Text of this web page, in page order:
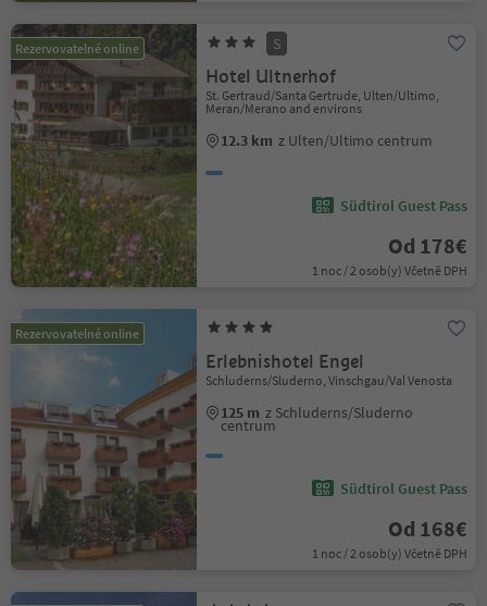
Rezervovatelné online S
Hotel Ultnerhof
St. Gertraud/Santa Gertrude, Ulten/Ultimo,
Meran/Merano and environs
12.3 km z Ulten/Ultimo centrum
Südtirol Guest Pass
Od 178€
1 noc / 2 osob(y) Včetně DPH
Rezervovatelné online
Erlebnishotel Engel
Schluderns/Sluderno, Vinschgau/Val Venosta
125 m z Schluderns/Sluderno
centrum
Südtirol Guest Pass
Od 168€
1 noc / 2 osob(y) Včetně DPH